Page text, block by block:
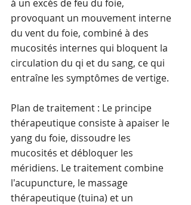
à un excès de feu du foie,
provoquant un mouvement interne
du vent du foie, combiné à des
mucosités internes qui bloquent la
circulation du qi et du sang, ce qui
entraîne les symptômes de vertige.
Plan de traitement : Le principe
thérapeutique consiste à apaiser le
yang du foie, dissoudre les
mucosités et débloquer les
méridiens. Le traitement combine
l'acupuncture, le massage
thérapeutique (tuina) et un